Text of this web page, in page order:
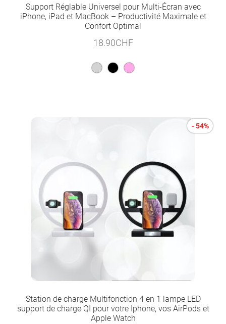
Support Réglable Universel pour Multi-Écran avec
iPhone, iPad et MacBook – Productivité Maximale et
Confort Optimal
18.90CHF
Station de charge Multifonction 4 en 1 lampe LED
support de charge QI pour votre Iphone, vos AirPods et
Apple Watch
- 54%